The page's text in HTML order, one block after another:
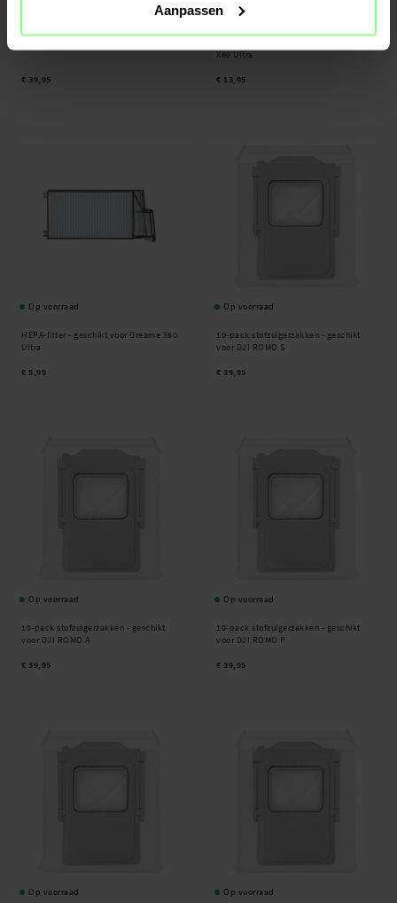
Aanpassen
€ 39,95
Op voorraad
X60 Ultra
€ 13,95
Op voorraad
HEPA-filter - geschikt voor Dreame X60
Ultra
€ 5,95
Op voorraad
10-pack stofzuigerzakken - geschikt
voor DJI ROMO S
€ 39,95
Op voorraad
10-pack stofzuigerzakken - geschikt
voor DJI ROMO A
€ 39,95
Op voorraad
10-pack stofzuigerzakken - geschikt
voor DJI ROMO P
€ 39,95
Op voorraad Op voorraad